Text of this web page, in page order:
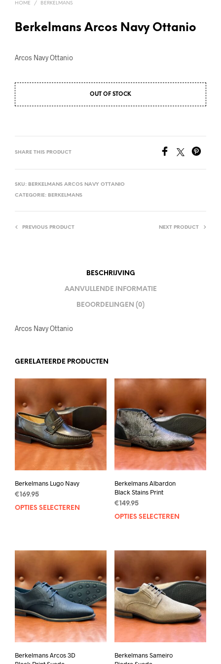
HOME / BERKELMANS
Berkelmans Arcos Navy Ottanio
Arcos Navy Ottanio
OUT OF STOCK
SHARE THIS PRODUCT
SKU: BERKELMANS ARCOS NAVY OTTANIO
CATEGORIE: BERKELMANS
PREVIOUS PRODUCT NEXT PRODUCT
BESCHRIJVING
AANVULLENDE INFORMATIE
BEOORDELINGEN (0)
Arcos Navy Ottanio
GERELATEERDE PRODUCTEN
Berkelmans Lugo Navy
€ 169.95
OPTIES SELECTEREN
product
variaties.
Deze
kan
gekozen
worden
de
productpagina
Berkelmans Albardon
Black Stains Print
€ 149.95
OPTIES SELECTEREN
Berkelmans Arcos 3D
Berkelmans Sameiro